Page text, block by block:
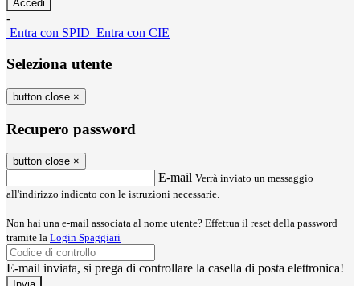
-
Entra con SPID Entra con CIE
Seleziona utente
button close ×
Recupero password
button close ×
E-mail Verrà inviato un messaggio
all'indirizzo indicato con le istruzioni necessarie.
Non hai una e-mail associata al nome utente? Effettua il reset della password
tramite la Login Spaggiari
E-mail inviata, si prega di controllare la casella di posta elettronica!